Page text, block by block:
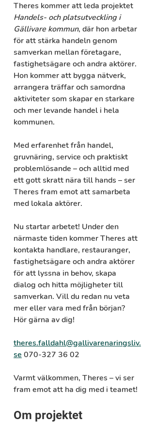
Theres kommer att leda projektet
Handels- och platsutveckling i
Gällivare kommun, där hon arbetar
för att stärka handeln genom
samverkan mellan företagare,
fastighetsägare och andra aktörer.
Hon kommer att bygga nätverk,
arrangera träffar och samordna
aktiviteter som skapar en starkare
och mer levande handel i hela
kommunen.
Med erfarenhet från handel,
gruvnäring, service och praktiskt
problemlösande – och alltid med
ett gott skratt nära till hands – ser
Theres fram emot att samarbeta
med lokala aktörer.
Nu startar arbetet! Under den
närmaste tiden kommer Theres att
kontakta handlare, restauranger,
fastighetsägare och andra aktörer
för att lyssna in behov, skapa
dialog och hitta möjligheter till
samverkan. Vill du redan nu veta
mer eller vara med från början?
Hör gärna av dig!
theres.falldahl@gallivarenaringsliv.
se 070-327 36 02
Varmt välkommen, Theres – vi ser
fram emot att ha dig med i teamet!
Om projektet